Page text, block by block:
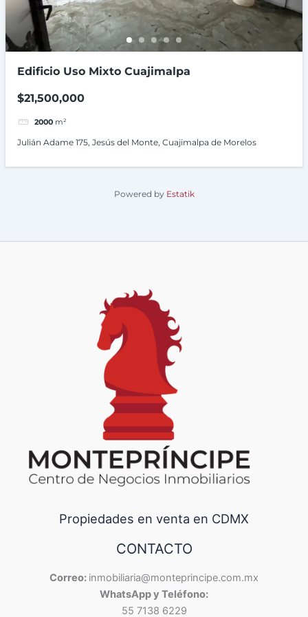
Edificio Uso Mixto Cuajimalpa
$21,500,000
2000 m²
Julián Adame 175, Jesús del Monte, Cuajimalpa de Morelos
Powered by Estatik
Propiedades en venta en CDMX
CONTACTO
Correo: inmobiliaria@monteprincipe.com.mx
WhatsApp y Teléfono:
55 7138 6229